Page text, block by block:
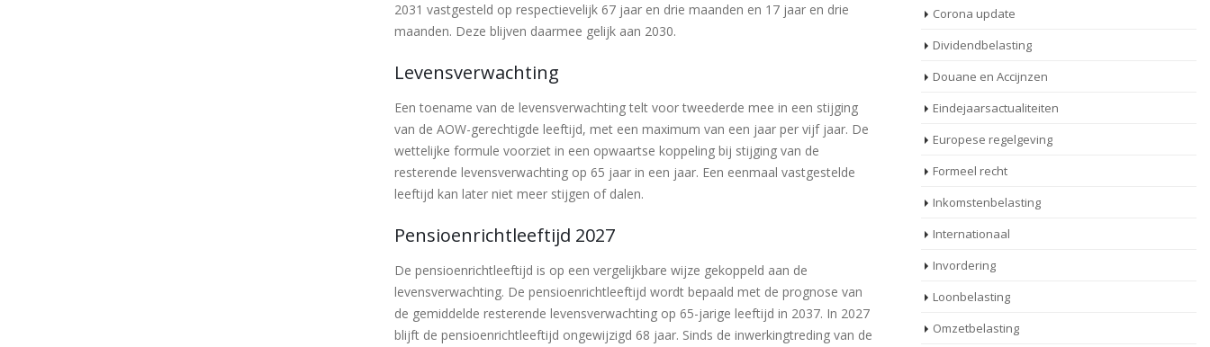
2031 vastgesteld op respectievelijk 67 jaar en drie maanden en 17 jaar en drie
maanden. Deze blijven daarmee gelijk aan 2030.
Levensverwachting
Een toename van de levensverwachting telt voor tweederde mee in een stijging
van de AOW-gerechtigde leeftijd, met een maximum van een jaar per vijf jaar. De
wettelijke formule voorziet in een opwaartse koppeling bij stijging van de
resterende levensverwachting op 65 jaar in een jaar. Een eenmaal vastgestelde
leeftijd kan later niet meer stijgen of dalen.
Pensioenrichtleeftijd 2027
De pensioenrichtleeftijd is op een vergelijkbare wijze gekoppeld aan de
levensverwachting. De pensioenrichtleeftijd wordt bepaald met de prognose van
de gemiddelde resterende levensverwachting op 65-jarige leeftijd in 2037. In 2027
blijft de pensioenrichtleeftijd ongewijzigd 68 jaar. Sinds de inwerkingtreding van de
Corona update
Dividendbelasting
Douane en Accijnzen
Eindejaarsactualiteiten
Europese regelgeving
Formeel recht
Inkomstenbelasting
Internationaal
Invordering
Loonbelasting
Omzetbelasting